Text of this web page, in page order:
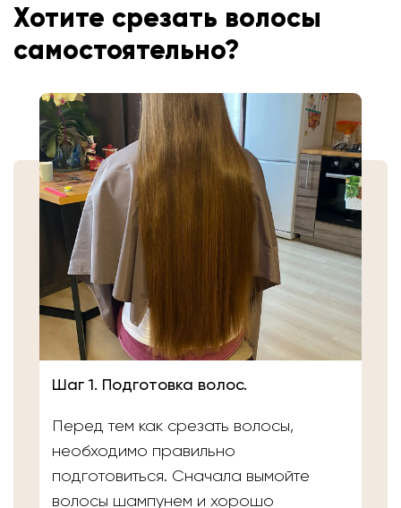
Хотите срезать волосы
самостоятельно?
Шаг 1. Подготовка волос.
Перед тем как срезать волосы,
необходимо правильно
подготовиться. Сначала вымойте
волосы шампунем и хорошо